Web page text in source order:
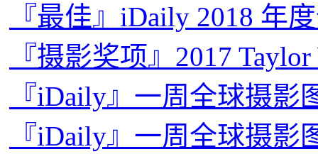
『最佳』iDaily 2018 年
『摄影奖项』2017
『iDaily』一周全球摄影
『iDaily』一周全球摄影